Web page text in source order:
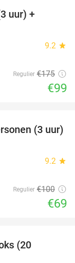
uur) +
9.2 star
Regulier €175
€99
31%
(3 uur)
9.2 star
Regulier €100
€69
(20